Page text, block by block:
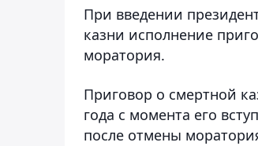
При введении
казни исполнение
моратория.
Приговор о смертной
года с момента его
после отмены